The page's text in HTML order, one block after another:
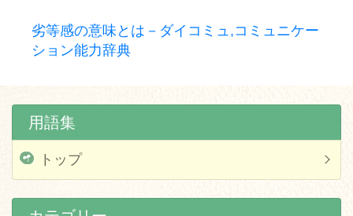
劣等感の意味とは－ダイコミュ,コミュニケー
ション能力辞典
用語集
トップ